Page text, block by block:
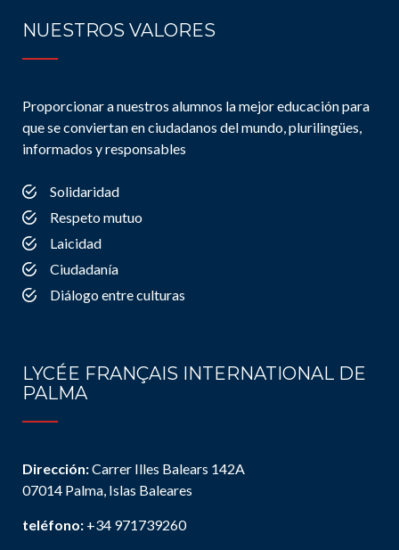
NUESTROS VALORES
Proporcionar a nuestros alumnos la mejor educación para
que se conviertan en ciudadanos del mundo, plurilingües,
informados y responsables
Solidaridad
Respeto mutuo
Laicidad
Ciudadanía
Diálogo entre culturas
LYCÉE FRANÇAIS INTERNATIONAL DE
PALMA
Dirección:Carrer Illes Balears 142A
07014 Palma, Islas Baleares
teléfono: +34 971739260